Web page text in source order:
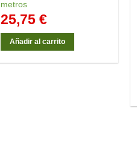
metros
25,75€
Añadir al carrito